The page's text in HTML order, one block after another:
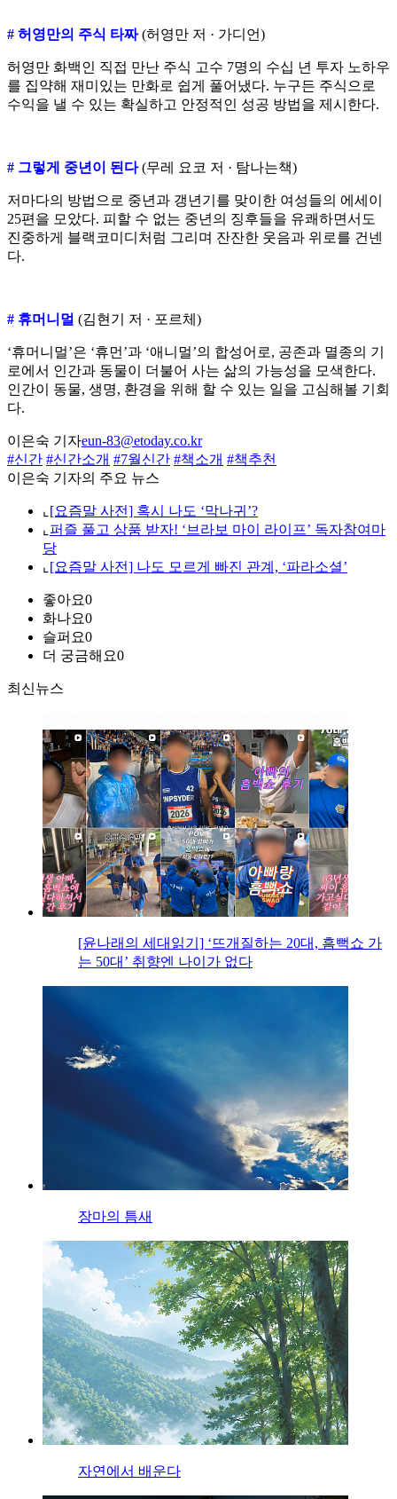
# 허영만의 주식 타짜(허영만 저 · 가디언)
허영만 화백인 직접 만난 주식 고수 7명의 수십 년 투자 노하우
를 집약해 재미있는 만화로 쉽게 풀어냈다. 누구든 주식으로
수익을 낼 수 있는 확실하고 안정적인 성공 방법을 제시한다.
# 그렇게 중년이 된다(무레 요코 저 · 탐나는책)
저마다의 방법으로 중년과 갱년기를 맞이한 여성들의 에세이
25편을 모았다. 피할 수 없는 중년의 징후들을 유쾌하면서도
진중하게 블랙코미디처럼 그리며 잔잔한 웃음과 위로를 건넨
다.
# 휴머니멀 (김현기 저 · 포르체)
‘휴머니멀’은 ‘휴먼’과 ‘애니멀’의 합성어로, 공존과 멸종의 기
로에서 인간과 동물이 더불어 사는 삶의 가능성을 모색한다.
인간이 동물, 생명, 환경을 위해 할 수 있는 일을 고심해볼 기회
다.
이은숙 기자eun-83@etoday.co.kr
#신간 #신간소개 #7월신간 #책소개 #책추천
이은숙 기자의 주요 뉴스
⌞ [요즘말 사전] 혹시 나도 ‘막나귀’?
⌞ 퍼즐 풀고 상품 받자! ‘브라보 마이 라이프’ 독자참여마
당
⌞ [요즘말 사전] 나도 모르게 빠진 관계, ‘파라소셜’
좋아요0
화나요0
슬퍼요0
더 궁금해요0
최신뉴스
[윤나래의 세대읽기] ‘뜨개질하는 20대, 흠뻑쇼 가
는 50대’ 취향엔 나이가 없다
장마의 틈새
자연에서 배운다